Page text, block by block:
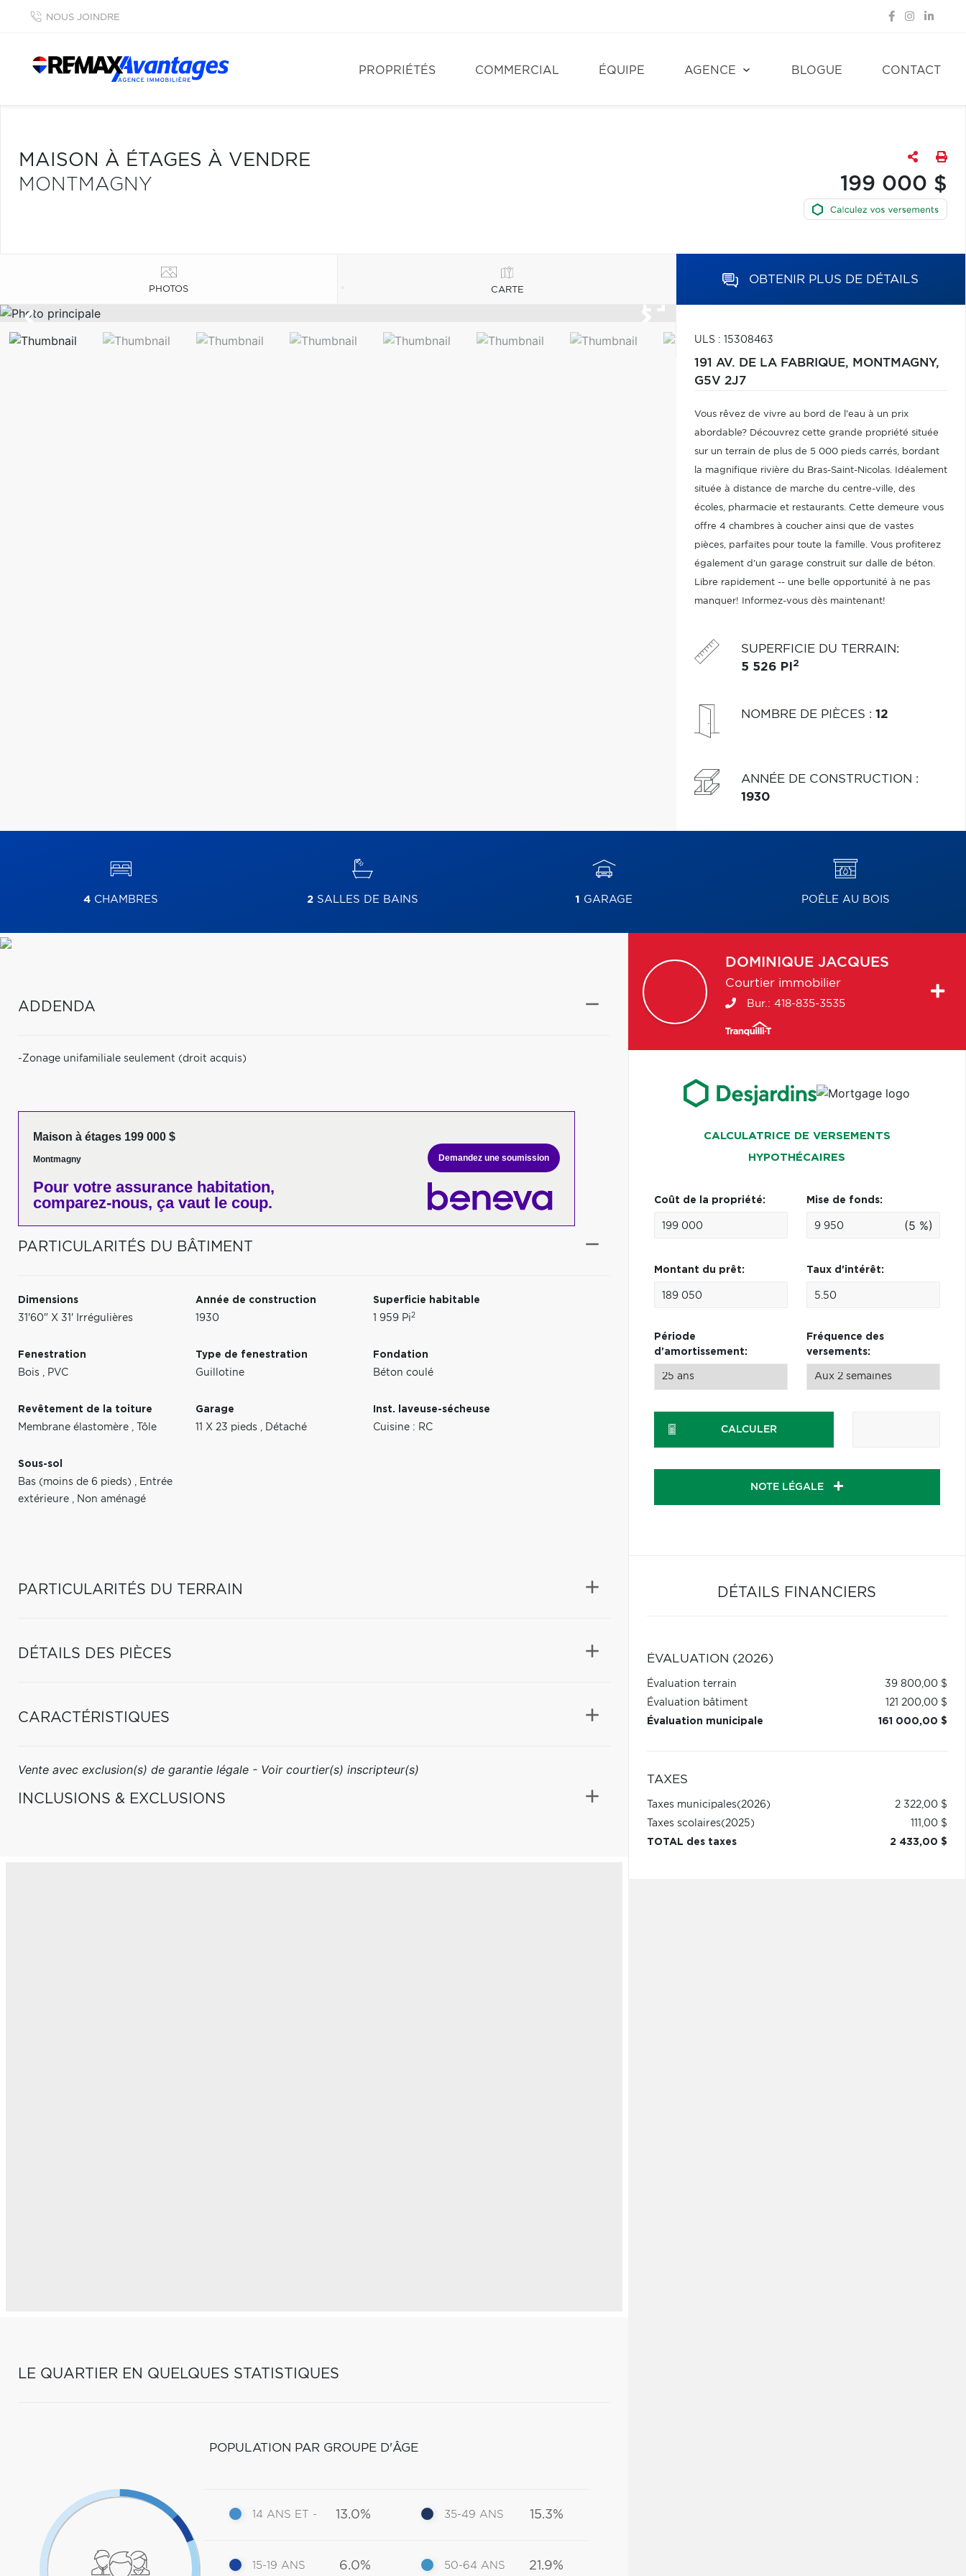
NOUS JOINDRE
PROPRIÉTÉS COMMERCIAL ÉQUIPE AGENCE BLOGUE CONTACT
MAISON À ÉTAGES À VENDRE
MONTMAGNY
199 000 $
PHOTOS CARTE
OBTENIR PLUS DE DÉTAILS
ULS : 15308463
191 AV. DE LA FABRIQUE, MONTMAGNY,
G5V 2J7
Vous rêvez de vivre au bord de l'eau à un prix
abordable? Découvrez cette grande propriété située
sur un terrain de plus de 5 000 pieds carrés, bordant
la magnifique rivière du Bras-Saint-Nicolas. Idéalement
située à distance de marche du centre-ville, des
écoles, pharmacie et restaurants. Cette demeure vous
offre 4 chambres à coucher ainsi que de vastes
pièces, parfaites pour toute la famille. Vous profiterez
également d'un garage construit sur dalle de béton.
Libre rapidement -- une belle opportunité à ne pas
manquer! Informez-vous dès maintenant!
SUPERFICIE DU TERRAIN:
5 526 PI 2
NOMBRE DE PIÈCES : 12
ANNÉE DE CONSTRUCTION :
1930
4 CHAMBRES 2SALLES DE BAINS 1 GARAGE POÊLE AU BOIS
ADDENDA
-Zonage unifamiliale seulement (droit acquis)
Maison à étages 199 000 $
Montmagny
Pour votre assurance habitation,
comparez-nous, ça vaut le coup.
Demandez une soumission
PARTICULARITÉS DU BÂTIMENT
Dimensions
31'60" X 31' Irrégulières
Année de construction
1930
Superficie habitable
1 959 Pi2
Fenestration
Bois , PVC
Type de fenestration
Guillotine
Fondation
Béton coulé
Revêtement de la toiture
Membrane élastomère , Tôle
Garage
11 X 23 pieds , Détaché
Inst. laveuse-sécheuse
Cuisine : RC
Sous-sol
Bas (moins de 6 pieds) , Entrée
extérieure , Non aménagé
PARTICULARITÉS DU TERRAIN
DÉTAILS DES PIÈCES
CARACTÉRISTIQUES
Vente avec exclusion(s) de garantie légale - Voir courtier(s) inscripteur(s)
INCLUSIONS & EXCLUSIONS
LE QUARTIER EN QUELQUES STATISTIQUES
POPULATION PAR GROUPE D'ÂGE
14 ANS ET - 13.0%
15-19 ANS 6.0%
35-49 ANS 15.3%
50-64 ANS 21.9%
DOMINIQUE JACQUES
Courtier immobilier
Bur.: 418-835-3535
CALCULATRICE DE VERSEMENTS
HYPOTHÉCAIRES
Coût de la propriété: Mise de fonds:
(5 %)
Montant du prêt: Taux d'intérêt:
Période
d'amortissement:
Fréquence des
versements:
CALCULER
NOTE LÉGALE
DÉTAILS FINANCIERS
ÉVALUATION (2026)
Évaluation terrain
39 800,00 $
Évaluation bâtiment
121 200,00 $
Évaluation municipale
161 000,00 $
TAXES
Taxes municipales(2026)
2 322,00 $
Taxes scolaires(2025)
111,00 $
TOTAL des taxes
2 433,00 $